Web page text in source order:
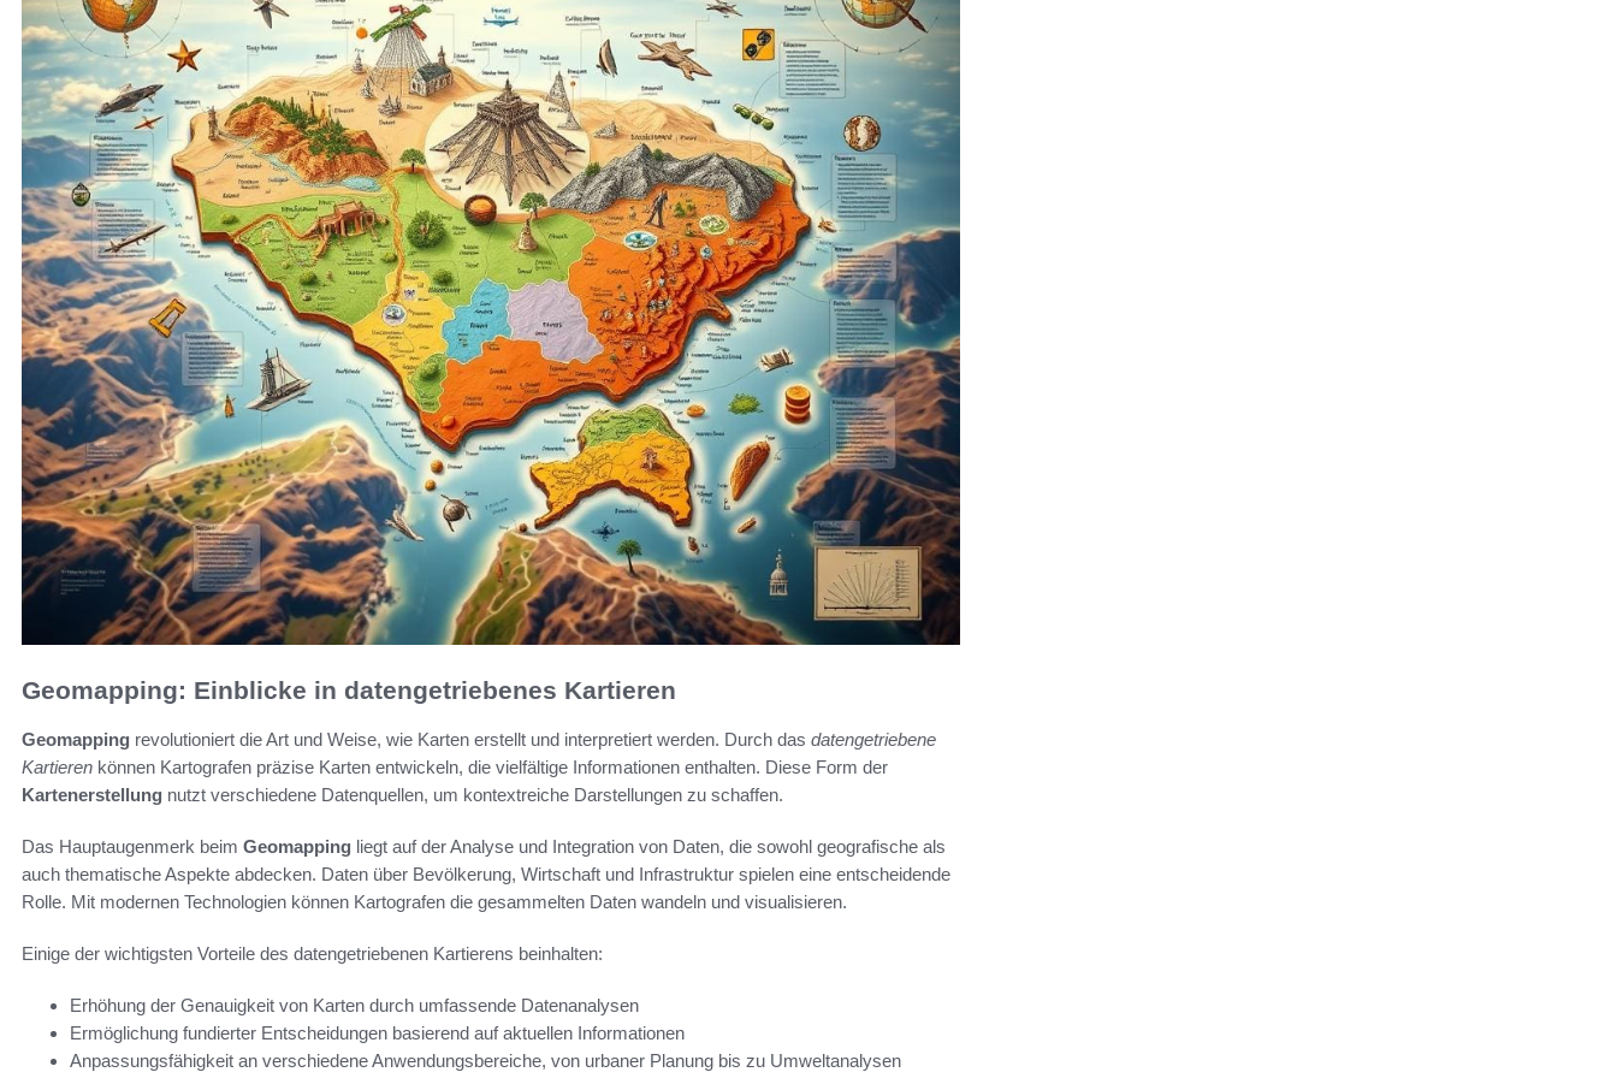
Geomapping: Einblicke in datengetriebenes Kartieren
Geomapping revolutioniert die Art und Weise, wie Karten erstellt und interpretiert werden. Durch das datengetriebene
Kartieren können Kartografen präzise Karten entwickeln, die vielfältige Informationen enthalten. Diese Form der
Kartenerstellung nutzt verschiedene Datenquellen, um kontextreiche Darstellungen zu schaffen.
Das Hauptaugenmerk beim Geomapping liegt auf der Analyse und Integration von Daten, die sowohl geografische als
auch thematische Aspekte abdecken. Daten über Bevölkerung, Wirtschaft und Infrastruktur spielen eine entscheidende
Rolle. Mit modernen Technologien können Kartografen die gesammelten Daten wandeln und visualisieren.
Einige der wichtigsten Vorteile des datengetriebenen Kartierens beinhalten:
Erhöhung der Genauigkeit von Karten durch umfassende Datenanalysen
Ermöglichung fundierter Entscheidungen basierend auf aktuellen Informationen
Anpassungsfähigkeit an verschiedene Anwendungsbereiche, von urbaner Planung bis zu Umweltanalysen